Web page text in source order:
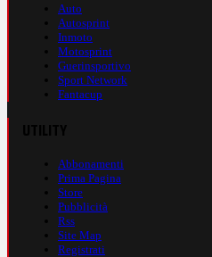
Auto
Autosprint
Inmoto
Motosprint
Guerinsportivo
Sport Network
Fantacup
Abbonamenti
Prima Pagina
Store
Pubblicità
Rss
Site Map
Registrati